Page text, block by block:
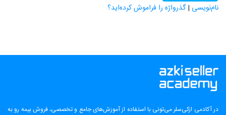
نام‌نویسی |گذرواژه را فراموش کرده‌اید؟
در آکادمی ازکی‌سلر می‌تونی با استفاده از آموزش‌های جامع و تخصصی، فروش بیمه رو به